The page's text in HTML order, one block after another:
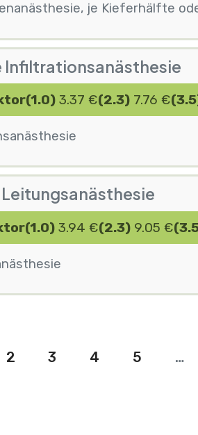
je Kieferhälfte
(1.0)3.37 €(2.3)7.76 €
(1.0)3.94 €(2.3)9.05 €
2 3 4 5 …